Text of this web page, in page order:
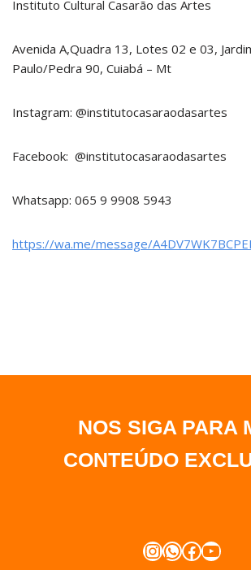
Instituto Cultural Casarão das Artes
Avenida A,Quadra 13, Lotes 02 e 03,
Paulo/Pedra 90, Cuiabá – Mt
Instagram: @institutocasaraodasartes
Facebook: @institutocasaraodasartes
Whatsapp: 065 9 9908 5943
https://wa.me/message/
NOS SIGA PARA
CONTEÚDO